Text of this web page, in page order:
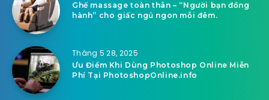
Ghế massage toàn thân – “Người bạn đồng
hành” cho giấc ngủ ngon mỗi đêm.
Tháng 5 28, 2025
Ưu Điểm Khi Dùng Photoshop Online Miễn
Phí Tại PhotoshopOnline.info